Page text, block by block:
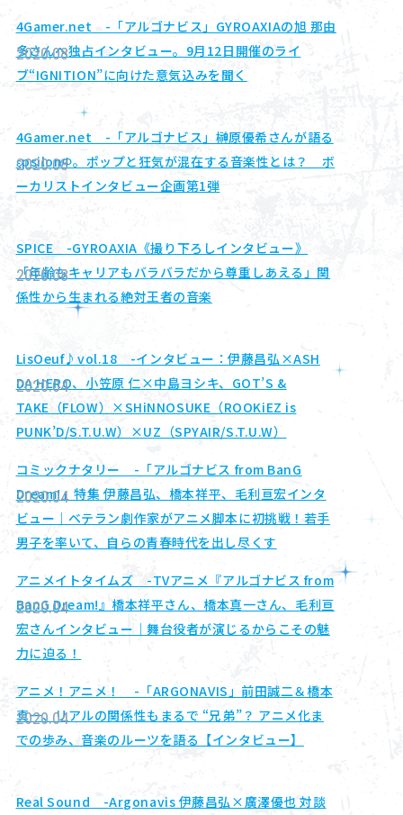
4Gamer.net -「アルゴナビス」GYROAXIAの旭 那由
多さんへ独占インタビュー。9月12日開催のライ
ブ“IGNITION”に向けた意気込みを聞く
2020.08
4Gamer.net -「アルゴナビス」榊原優希さんが語る
εpsilonΦ。ポップと狂気が混在する音楽性とは？ ボ
ーカリストインタビュー企画第1弾
2020.08
SPICE -GYROAXIA《撮り下ろしインタビュー》
「年齢もキャリアもバラバラだから尊重しあえる」関
係性から生まれる絶対王者の音楽
2020.08
LisOeuf♪vol.18 -インタビュー：伊藤昌弘×ASH
DA HERO、小笠原 仁×中島ヨシキ、GOT’S &
TAKE（FLOW）×SHiNNOSUKE（ROOKiEZ is
PUNK’D/S.T.U.W）×UZ（SPYAIR/S.T.U.W）
2020.04
コミックナタリー -「アルゴナビス from BanG
Dream!」特集 伊藤昌弘、橋本祥平、毛利亘宏インタ
ビュー｜ベテラン劇作家がアニメ脚本に初挑戦！若手
男子を率いて、自らの青春時代を出し尽くす
2020.04
アニメイトタイムズ -TVアニメ『アルゴナビス from
BanG Dream!』橋本祥平さん、橋本真一さん、毛利亘
宏さんインタビュー｜舞台役者が演じるからこその魅
力に迫る！
2020.04
アニメ！アニメ！ -「ARGONAVIS」前田誠二＆橋本
真一、リアルの関係性もまるで “兄弟”？ アニメ化ま
での歩み、音楽のルーツを語る【インタビュー】
2020.04
Real Sound -Argonavis 伊藤昌弘×廣澤優也 対談